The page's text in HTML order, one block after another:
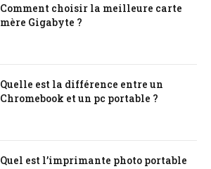
Comment choisir la meilleure carte
mère Gigabyte ?
Quelle est la différence entre un
Chromebook et un pc portable ?
Quel est l’imprimante photo portable